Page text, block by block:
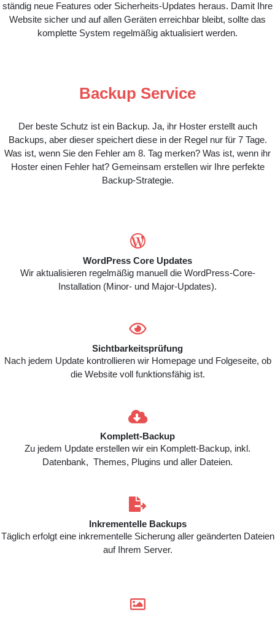
ständig neue Features oder Sicherheits-Updates heraus. Damit Ihre
Website sicher und auf allen Geräten erreichbar bleibt, sollte das
komplette System regelmäßig aktualisiert werden.
Backup Service
Der beste Schutz ist ein Backup. Ja, ihr Hoster erstellt auch
Backups, aber dieser speichert diese in der Regel nur für 7 Tage.
Was ist, wenn Sie den Fehler am 8. Tag merken? Was ist, wenn ihr
Hoster einen Fehler hat? Gemeinsam erstellen wir Ihre perfekte
Backup-Strategie.

WordPress Core Updates
Wir aktualisieren regelmäßig manuell die WordPress-Core-
Installation (Minor- und Major-Updates).

Sichtbarkeitsprüfung
Nach jedem Update kontrollieren wir Homepage und Folgeseite, ob
die Website voll funktionsfähig ist.

Komplett-Backup
Zu jedem Update erstellen wir ein Komplett-Backup, inkl.
Datenbank, Themes, Plugins und aller Dateien.

Inkrementelle Backups
Täglich erfolgt eine inkrementelle Sicherung aller geänderten Dateien
auf Ihrem Server.
